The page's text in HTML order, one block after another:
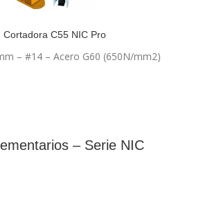
Cortadora C55 NIC Pro
– #14 – Acero G60 (650N/mm2)
– Serie NIC